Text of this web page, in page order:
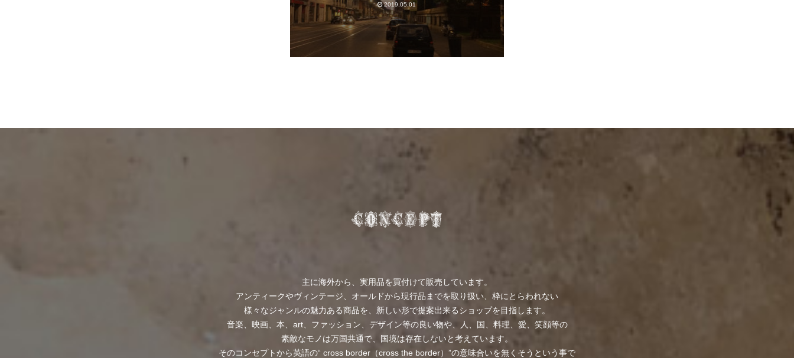
2019.05.01
主に海外から、実用品を買付けて販売しています。
アンティークやヴィンテージ、オールドから現行品までを取り扱い、枠にとらわれない
様々なジャンルの魅力ある商品を、新しい形で提案出来るショップを目指します。
音楽、映画、本、art、ファッション、デザイン等の良い物や、人、国、料理、愛、笑顔等の
素敵なモノは万国共通で、国境は存在しないと考えています。
そのコンセプトから英語の“ cross border（cross the border）”の意味合いを無くそうという事で